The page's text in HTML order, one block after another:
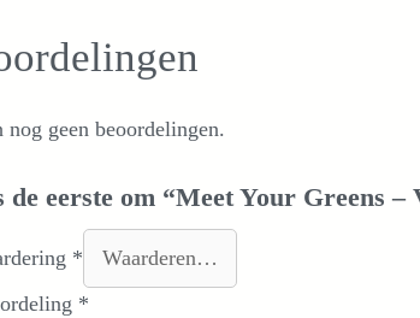
geen beoordelingen.
de eerste om “Meet Your Greens
*
*